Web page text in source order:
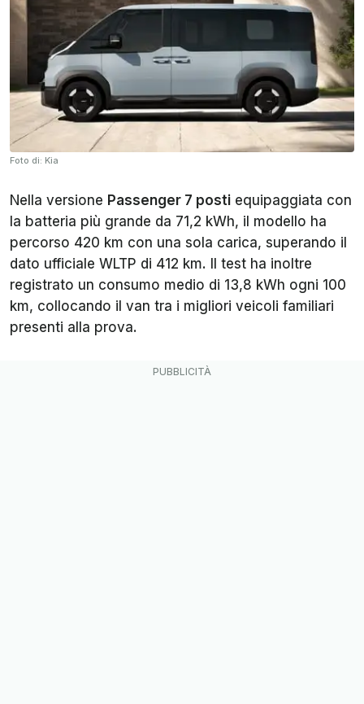
Foto di: Kia
Nella versione Passenger 7 posti equipaggiata con
la batteria più grande da 71,2 kWh, il modello ha
percorso 420 km con una sola carica, superando il
dato ufficiale WLTP di 412 km. Il test ha inoltre
registrato un consumo medio di 13,8 kWh ogni 100
km, collocando il van tra i migliori veicoli familiari
presenti alla prova.